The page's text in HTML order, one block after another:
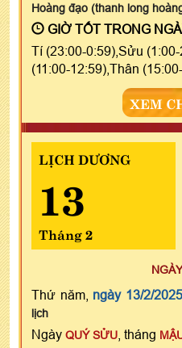
Hoàng đạo (thanh long
GIỜ TỐT TRONG
Tí (23:00-0:59),Sửu
(11:00-12:59),Thân
XEM
LỊCH DƯƠNG
13
Tháng 2
Thứ năm, ngày 13/2/2025
lịch
Ngày QUÝ SỬU , tháng